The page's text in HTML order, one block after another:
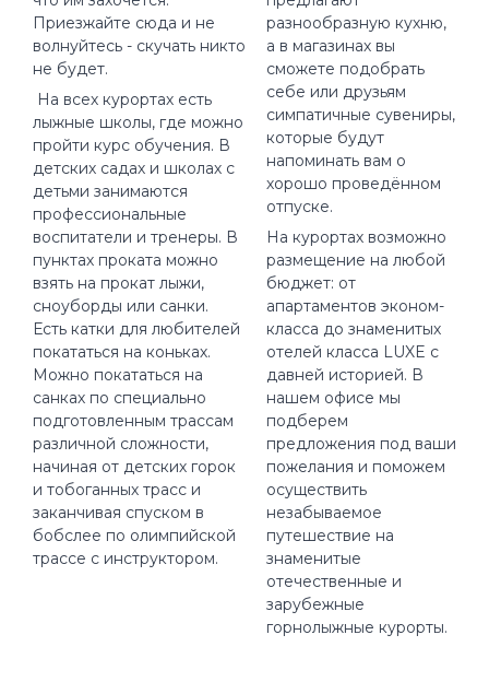
Приезжайте сюда и не
волнуйтесь - скучать никто
не будет.
На всех курортах есть
лыжные школы, где можно
пройти курс обучения. В
детских садах и школах с
детьми занимаются
профессиональные
воспитатели и тренеры. В
пунктах проката можно
взять на прокат лыжи,
сноуборды или санки.
Есть катки для любителей
покататься на коньках.
Можно покататься на
санках по специально
подготовленным трассам
различной сложности,
начиная от детских горок
и тобоганных трасс и
заканчивая спуском в
бобслее по олимпийской
трассе с инструктором.
разнообразную кухню,
а в магазинах вы
сможете подобрать
себе или друзьям
симпатичные сувениры,
которые будут
напоминать вам о
хорошо проведённом
отпуске.
На курортах возможно
размещение на любой
бюджет: от
апартаментов эконом-
класса до знаменитых
отелей класса LUXE с
давней историей. В
нашем офисе мы
подберем
предложения под ваши
пожелания и поможем
осуществить
незабываемое
путешествие на
знаменитые
отечественные и
зарубежные
горнолыжные курорты.